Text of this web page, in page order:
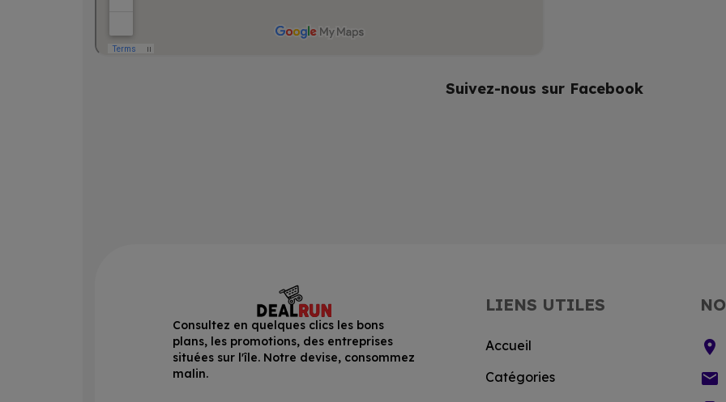
Suivez-nous sur Facebook
Consultez en quelques clics les bons
plans, les promotions, des entreprises
situées sur l'île. Notre devise, consommez
malin.
LIENS UTILES
Accueil
Catégories
location_on
email